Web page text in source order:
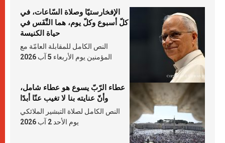
الإفخارستيّا وصلاة السّاعات، في
كلّ أسبوع وكلّ يوم، هما النَّفَس في
حياة الكنيسة
النص الكامل للمقابلة العامّة مع
المؤمنين يوم الأربعاء 5 آب 2026
عطاء الرّبّ يسوع هو عطاء شامل،
وأنّ عنايته بنا لا تغيب عنّا أبدًا
النص الكامل لصلاة التبشير الملائكي
يوم الأحد 2 آب 2026